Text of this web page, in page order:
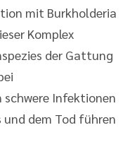
mit Burkholderia
Komplex
der Gattung
schwere Infektionen
und dem Tod führen